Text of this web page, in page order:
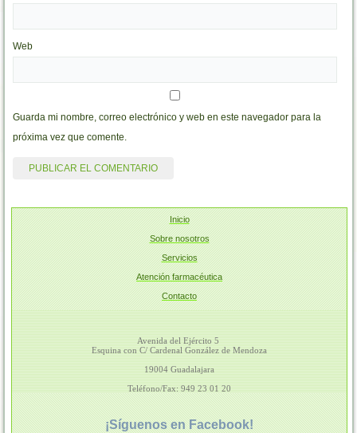
Web
Guarda mi nombre, correo electrónico y web en este navegador para la
próxima vez que comente.
Inicio
Sobre nosotros
Servicios
Atención farmacéutica
Contacto
Avenida del Ejército 5
Esquina con C/ Cardenal González de Mendoza
19004 Guadalajara
Teléfono/Fax: 949 23 01 20
¡Síguenos en Facebook!